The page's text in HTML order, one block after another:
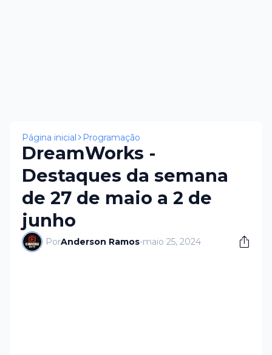
Página inicial Programação
DreamWorks -
Destaques da semana
de 27 de maio a 2 de
junho
PorAnderson Ramos-maio 25, 2024